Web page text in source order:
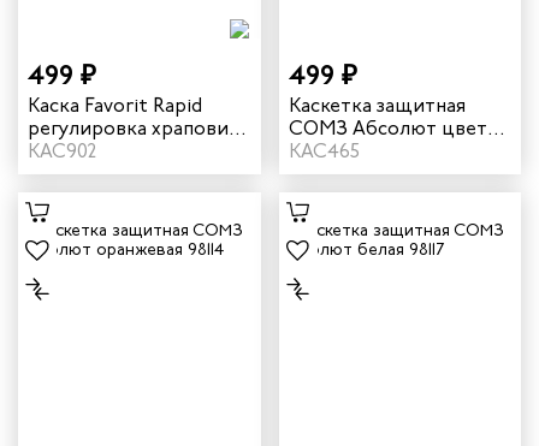
499 ₽
Каска Favorit Rapid
регулировка храповик
цвет желтый
КАС902
499 ₽
Каскетка защитная
СОМЗ Абсолют цвет
серый 98113
КАС465